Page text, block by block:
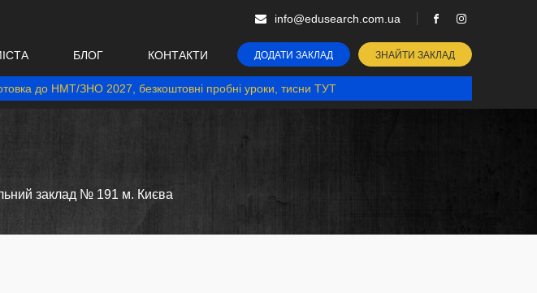
info@edusearch.com.ua
БЛОГ КОНТАКТИ ДОДАТИ ЗАКЛАД ЗНАЙТИ ЗАКЛАД
до НМТ/ЗНО 2027, безкоштовні пробні уроки, тисни ТУТ
заклад № 191 м. Києва